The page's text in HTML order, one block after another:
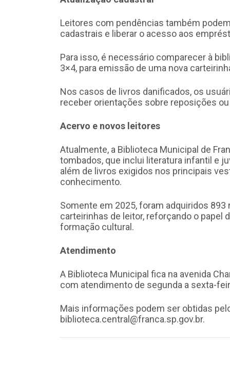
Leitores com pendências também
cadastrais e liberar o acesso aos
Para isso, é necessário comparecer à
3×4, para emissão de uma nova
Nos casos de livros danificados, os
receber orientações sobre reposições
Acervo e novos leitores
Atualmente, a Biblioteca Municipal de
tombados, que inclui literatura infantil e
além de livros exigidos nos principais
conhecimento.
Somente em 2025, foram adquiridos
carteirinhas de leitor, reforçando o papel
formação cultural.
Atendimento
A Biblioteca Municipal fica na avenida
com atendimento de segunda a sexta-
Mais informações podem ser obtidas
biblioteca.central@franca.sp.gov.br.